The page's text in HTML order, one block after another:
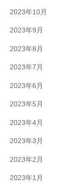
2023年10月
2023年9月
2023年8月
2023年7月
2023年6月
2023年5月
2023年4月
2023年3月
2023年2月
2023年1月